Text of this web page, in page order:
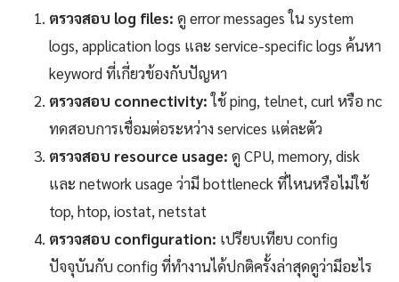
ตรวจสอบ log files: ดู error messages ใน system
logs, application logs และ service-specific logs ค้นหา
keyword ที่เกี่ยวข้องกับปัญหา
ตรวจสอบ connectivity:ใช้ ping, telnet, curl หรือ nc
ทดสอบการเชื่อมต่อระหว่าง services แต่ละตัว
ตรวจสอบ resource usage: ดู CPU, memory, disk
และ network usage ว่ามี bottleneck ที่ไหนหรือไม่ใช้
top, htop, iostat, netstat
ตรวจสอบ configuration: เปรียบเทียบ config
ปัจจุบันกับ config ที่ทำงานได้ปกติครั้งล่าสุดดูว่ามีอะไร